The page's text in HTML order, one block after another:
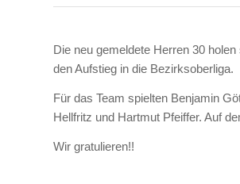
Die neu gemeldete Herren 30
den Aufstieg in die Bezirksoberliga.
Für das Team spielten Benjamin
Hellfritz und Hartmut Pfeiffer. Auf
Wir gratulieren!!